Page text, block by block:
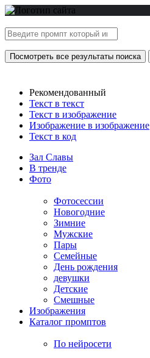
Посмотреть все результаты поиска
Рекомендованный
Текст в текст
Текст в изображение
Изображение в изображение
Текст в код
Зал Славы
В тренде
Фото
Фотосессии
Новогодние
Зимние
Мужские
Пары
Семейные
День рождения
девушки
Детские
Смешные
Изображения
Каталог промптов
По нейросети